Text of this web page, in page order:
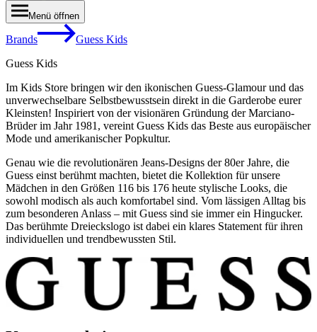
Menü öffnen
Brands
Guess Kids
Guess Kids
Im Kids Store bringen wir den ikonischen Guess-Glamour und das
unverwechselbare Selbstbewusstsein direkt in die Garderobe eurer
Kleinsten! Inspiriert von der visionären Gründung der Marciano-
Brüder im Jahr 1981, vereint Guess Kids das Beste aus europäischer
Mode und amerikanischer Popkultur.
Genau wie die revolutionären Jeans-Designs der 80er Jahre, die
Guess einst berühmt machten, bietet die Kollektion für unsere
Mädchen in den Größen 116 bis 176 heute stylische Looks, die
sowohl modisch als auch komfortabel sind. Vom lässigen Alltag bis
zum besonderen Anlass – mit Guess sind sie immer ein Hingucker.
Das berühmte Dreieckslogo ist dabei ein klares Statement für ihren
individuellen und trendbewussten Stil.